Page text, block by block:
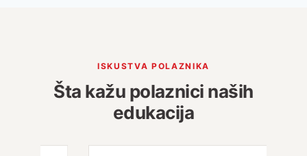
ISKUSTVA POLAZNIKA
Šta kažu polaznici naših
edukacija